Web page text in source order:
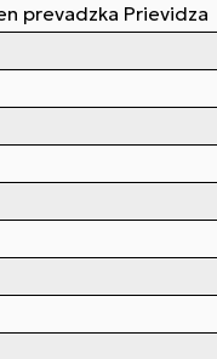
prevadzka Prievidza